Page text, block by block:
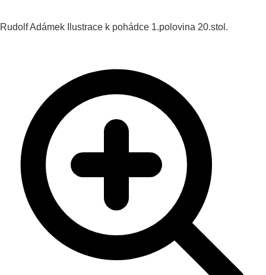
Rudolf Adámek Ilustrace k pohádce 1.polovina 20.stol.